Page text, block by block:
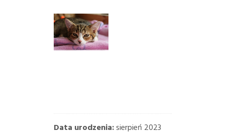
Data urodzenia:sierpień 2023